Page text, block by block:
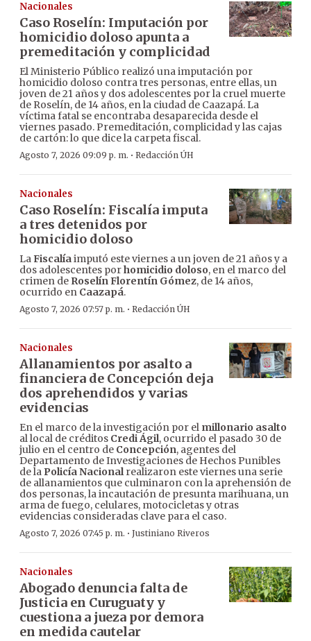
Nacionales
Caso Roselín: Imputación por
homicidio doloso apunta a
premeditación y complicidad
El Ministerio Público realizó una imputación por
homicidio doloso contra tres personas, entre ellas, un
joven de 21 años y dos adolescentes por la cruel muerte
de Roselín, de 14 años, en la ciudad de Caazapá. La
víctima fatal se encontraba desaparecida desde el
viernes pasado. Premeditación, complicidad y las cajas
de cartón: lo que dice la carpeta fiscal.
Agosto 7, 2026 09:09 p. m. · Redacción ÚH
Nacionales
Caso Roselín: Fiscalía imputa
a tres detenidos por
homicidio doloso
LaFiscalíaimputó este viernes a un joven de 21 años y a
dos adolescentes porhomicidio doloso, en el marco del
crimen de Roselín Florentín Gómez, de 14 años,
ocurrido en Caazapá.
Agosto 7, 2026 07:57 p. m. · Redacción ÚH
Nacionales
Allanamientos por asalto a
financiera de Concepción deja
dos aprehendidos y varias
evidencias
En el marco de la investigación por el millonario asalto
al local de créditos Credi Ágil, ocurrido el pasado 30 de
julio en el centro de Concepción, agentes del
Departamento de Investigaciones de Hechos Punibles
de la Policía Nacionalrealizaron este viernes una serie
de allanamientos que culminaron con la aprehensión de
dos personas, la incautación de presunta marihuana, un
arma de fuego, celulares, motocicletas y otras
evidencias consideradas clave para el caso.
Agosto 7, 2026 07:45 p. m. · Justiniano Riveros
Nacionales
Abogado denuncia falta de
Justicia en Curuguaty y
cuestiona a jueza por demora
en medida cautelar